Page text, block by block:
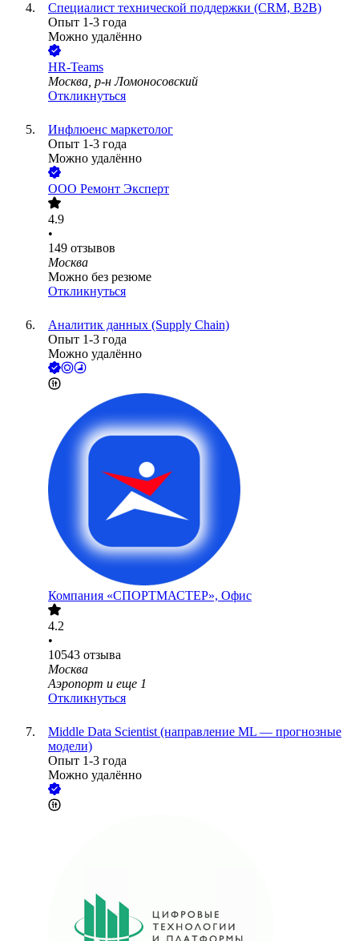
Специалист технической поддержки (CRM, B2B)
Опыт 1-3 года
Можно удалённо
HR-Teams
Москва, р-н Ломоносовский
Откликнуться
Инфлюенс маркетолог
Опыт 1-3 года
Можно удалённо
ООО Ремонт Эксперт
4.9
•
149 отзывов
Москва
Можно без резюме
Откликнуться
Аналитик данных (Supply Chain)
Опыт 1-3 года
Можно удалённо
Компания «СПОРТМАСТЕР», Офис
4.2
•
10543 отзыва
Москва
Аэропорт и еще 1
Откликнуться
Middle Data Scientist (направление ML — прогнозные
модели)
Опыт 1-3 года
Можно удалённо